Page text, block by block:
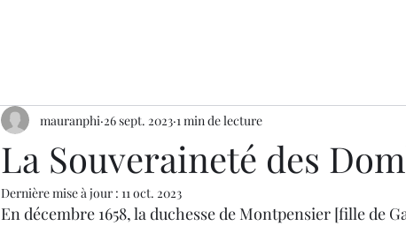
La Souveraineté des
mauranphi 26 sept. 2023 1 min de lecture
Dernière mise à jour : 11 oct. 2023
En décembre 1658, la duchesse de Montpensier [fille de